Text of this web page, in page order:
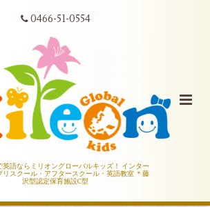
0466-51-0554
英語ならミリオングローバルキッズ！ インター
リスクール・アフタースクール・英語教室 ＊藤
沢型認定保育施設C型